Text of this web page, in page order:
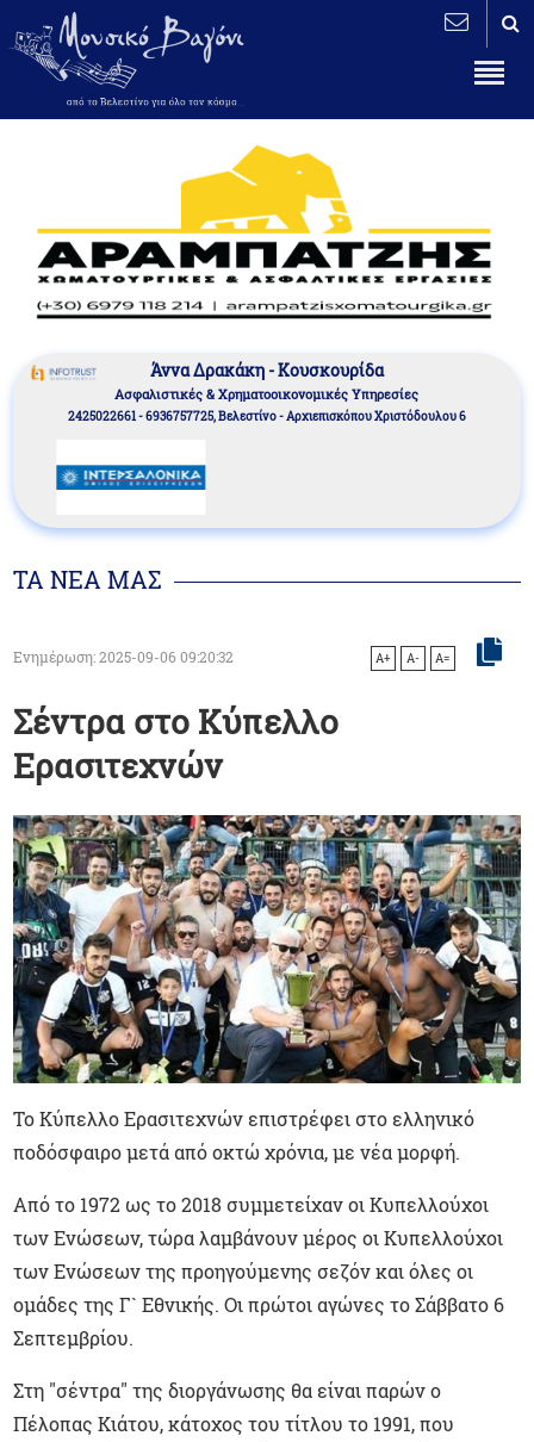
Άννα Δρακάκη - Κουσκουρίδα
Aσφαλιστικές & Χρηματοοικονομικές Υπηρεσίες
2425022661 - 6936757725, Βελεστίνο - Αρχιεπισκόπου Χριστόδουλου 6
ΤΑ ΝΕΑ ΜΑΣ
Ενημέρωση: 2025-09-06 09:20:32 A+ A- A=
Σέντρα στο Κύπελλο
Ερασιτεχνών
Το Κύπελλο Ερασιτεχνών επιστρέφει στο ελληνικό
ποδόσφαιρο μετά από οκτώ χρόνια, με νέα μορφή.
Από το 1972 ως το 2018 συμμετείχαν οι Κυπελλούχοι
των Ενώσεων, τώρα λαμβάνουν μέρος οι Κυπελλούχοι
των Ενώσεων της προηγούμενης σεζόν και όλες οι
ομάδες της Γ` Εθνικής. Οι πρώτοι αγώνες το Σάββατο 6
Σεπτεμβρίου.
Στη "σέντρα" της διοργάνωσης θα είναι παρών ο
Πέλοπας Κιάτου, κάτοχος του τίτλου το 1991, που